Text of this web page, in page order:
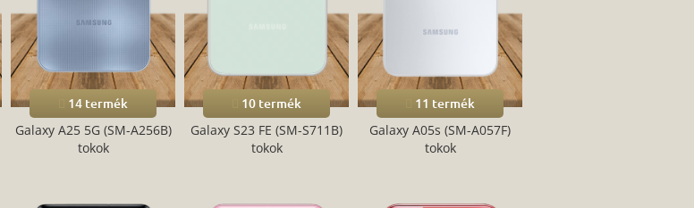
14 termék
Galaxy A25 5G (SM-A256B)
tokok
10 termék
Galaxy S23 FE (SM-S711B)
tokok
11 termék
Galaxy A05s (SM-A057F)
tokok